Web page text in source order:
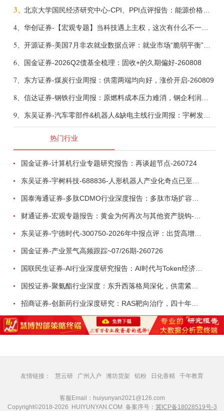
3、 北京大学国民经济研究中心-CPI、PPI点评报告：能源价格继续下降，通胀率小幅走低-260809
4、 华创证券-【宏观专题】当科技遇上主权，这次有什么不一样？——海外科技思辨系列五-260808
5、 开源证券-美国7月非农就业数据点评：就业市场“脆弱平衡”，美联储加息动力并不高-260808
6、 国金证券-2026Q2债基全梳理：固收+的久期偏好-260808
7、 东方证券-煤炭行业周报：供需两端均向好，涨价开启-260809
8、 信达证券-钢铁行业周报：原燃料成本压力难消，钢企利润或短期承压-260809
9、 东吴证券-汽车零部件&机器人&缺电主线行业周报：宇树发行价确认，卡特彼勒重启中速机项目-260809
热门行业
国金证券-计算机行业专题研究报告：再谈超节点-260724
东吴证券-宇树科技-688836-人形机器人产业化奇点已至，商业化龙头向AGI迈进-260809
国泰海通证券-多肽CDMO行业深度报告：多肽市场扩容带动CDMO产能扩建-260727
财通证券-宏观专题报告：黄金为何再次与其他资产脱钩-260726
东吴证券-宁德时代-300750-2026年中报点评：出货高增业绩稳健，回购彰显龙头信心-260726
国金证券-产业景气高频跟踪~07/26期-260726
国联民生证券-AI行业深度研究报告：AI时代与Token经济，从技术符号到数字石油-260801
国投证券-聚氨酯行业深度：东升西落格局深化，供需紧平衡驱动盈利修复-260804
招商证券-创新药行业深度研究：RAS靶向治疗，四十年不可成药的终结，与终结之后的治疗格局演化-260805
友情链接： 慧云研 广州入户 潍坊货架 铝粉 日化香精 千年教育
客服Email：huiyunyan2021@126.com
Copyright©2018-2026 HUIYUNYAN.COM 备案序号： 冀ICP备18028519号-3